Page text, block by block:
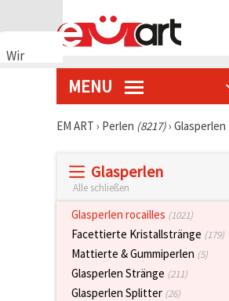
Wir
verwenden
ordnungsgemäße
Nutzungserlebnis
MENU
EM ART › Perlen (8217)› Glasperlen
Glasperlen
Alle schließen
Glasperlen rocailles (1021)
Facettierte Kristallstränge (179)
Mattierte & Gummiperlen (5)
Glasperlen Stränge (211)
Glasperlen Splitter (26)